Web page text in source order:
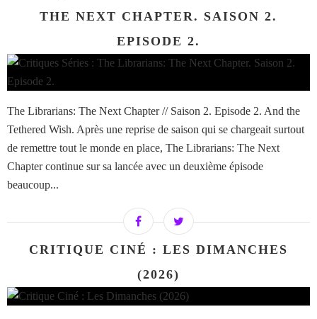
THE NEXT CHAPTER. SAISON 2.
EPISODE 2.
The Librarians: The Next Chapter // Saison 2. Episode 2. And the
Tethered Wish. Après une reprise de saison qui se chargeait surtout
de remettre tout le monde en place, The Librarians: The Next
Chapter continue sur sa lancée avec un deuxième épisode
beaucoup...
CRITIQUE CINÉ : LES DIMANCHES
(2026)